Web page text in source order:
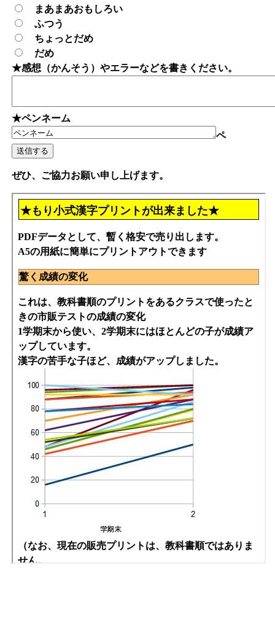
まあまあおもしろい
ふつう
ちょっとだめ
だめ
★感想（かんそう）やエラーなどを書きください。
★ペンネーム
ペ
ぜひ、ご協力お願い申し上げます。